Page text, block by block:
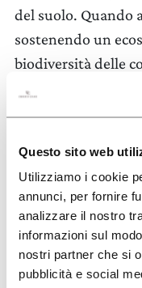
Questo sito web
Utilizziamo i cookie
annunci, per fornire
analizzare il nostro
informazioni sul
nostri partner che si
pubblicità e social
del suolo. Quando
sostenendo un
biodiversità delle
garantendo che il
Dove
bolognese
Se ti trovi nei
cantina Umberto
d’obbligo per